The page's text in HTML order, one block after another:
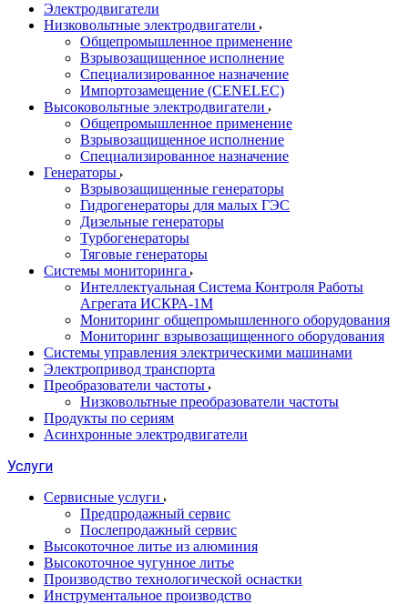
Электродвигатели
Низковольтные электродвигатели
Общепромышленное применение
Взрывозащищенное исполнение
Специализированное назначение
Импортозамещение (CENELEC)
Высоковольтные электродвигатели
Общепромышленное применение
Взрывозащищенное исполнение
Специализированное назначение
Генераторы
Взрывозащищенные генераторы
Гидрогенераторы для малых ГЭС
Дизельные генераторы
Турбогенераторы
Тяговые генераторы
Системы мониторинга
Интеллектуальная Система Контроля Работы
Агрегата ИСКРА-1М
Мониторинг общепромышленного оборудования
Мониторинг взрывозащищенного оборудования
Системы управления электрическими машинами
Электропривод транспорта
Преобразователи частоты
Низковольтные преобразователи частоты
Продукты по сериям
Асинхронные электродвигатели
Услуги
Сервисные услуги
Предпродажный сервис
Послепродажный сервис
Высокоточное литье из алюминия
Высокоточное чугунное литье
Производство технологической оснастки
Инструментальное производство